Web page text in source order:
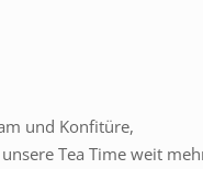
und Konfitüre,
Tea Time weit